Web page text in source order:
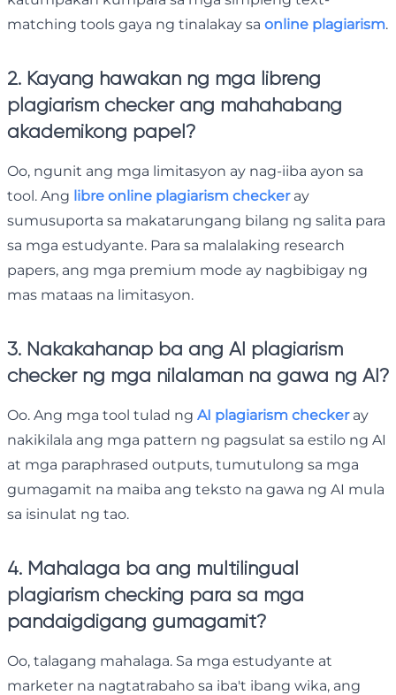
matching tools gaya ng tinalakay sa online plagiarism.
2. Kayang hawakan ng mga libreng
plagiarism checker ang mahahabang
akademikong papel?
Oo, ngunit ang mga limitasyon ay nag-iiba ayon sa
tool. Ang libre online plagiarism checkeray
sumusuporta sa makatarungang bilang ng salita para
sa mga estudyante. Para sa malalaking research
papers, ang mga premium mode ay nagbibigay ng
mas mataas na limitasyon.
3. Nakakahanap ba ang AI plagiarism
checker ng mga nilalaman na gawa ng AI?
Oo. Ang mga tool tulad ng AI plagiarism checkeray
nakikilala ang mga pattern ng pagsulat sa estilo ng AI
at mga paraphrased outputs, tumutulong sa mga
gumagamit na maiba ang teksto na gawa ng AI mula
sa isinulat ng tao.
4. Mahalaga ba ang multilingual
plagiarism checking para sa mga
pandaigdigang gumagamit?
Oo, talagang mahalaga. Sa mga estudyante at
marketer na nagtatrabaho sa iba't ibang wika, ang